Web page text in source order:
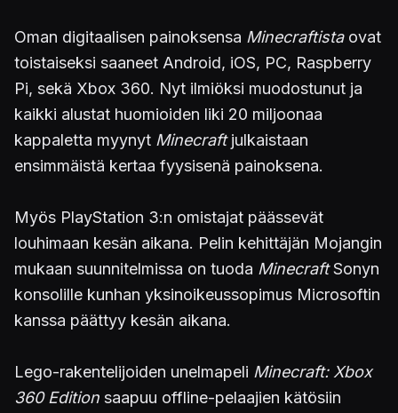
Oman digitaalisen painoksensa Minecraftistaovat
toistaiseksi saaneet Android, iOS, PC, Raspberry
Pi, sekä Xbox 360. Nyt ilmiöksi muodostunut ja
kaikki alustat huomioiden liki 20 miljoonaa
kappaletta myynyt Minecraftjulkaistaan
ensimmäistä kertaa fyysisenä painoksena.
Myös PlayStation 3:n omistajat päässevät
louhimaan kesän aikana. Pelin kehittäjän Mojangin
mukaan suunnitelmissa on tuoda MinecraftSonyn
konsolille kunhan yksinoikeussopimus Microsoftin
kanssa päättyy kesän aikana.
Lego-rakentelijoiden unelmapeli Minecraft: Xbox
360 Edition saapuu offline-pelaajien kätösiin